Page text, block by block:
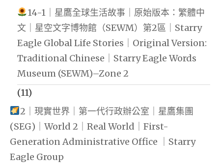
14-1｜星鷹全球生活故事｜原始版本：繁體中
文｜星空文字博物館（SEWM）第2區｜Starry
Eagle Global Life Stories｜Original Version:
Traditional Chinese｜Starry Eagle Words
Museum (SEWM)–Zone 2
(11)
2｜現實世界｜第一代行政辦公室｜星鷹集團
(SEG)｜World 2｜Real World｜First-
Generation Administrative Office ｜Starry
Eagle Group